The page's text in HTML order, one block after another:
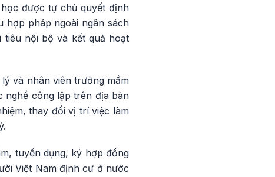
được tự chủ quyết định
hợp pháp ngoài ngân sách
nội bộ và kết quả hoạt
và nhân viên trường mầm
nghề công lập trên địa bàn
thay đổi vị trí việc làm
tuyển dụng, ký hợp đồng
Việt Nam định cư ở nước